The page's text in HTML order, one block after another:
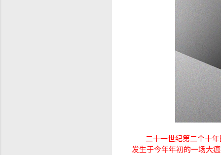
二十一世纪第二个十
发生于今年年初的一场大